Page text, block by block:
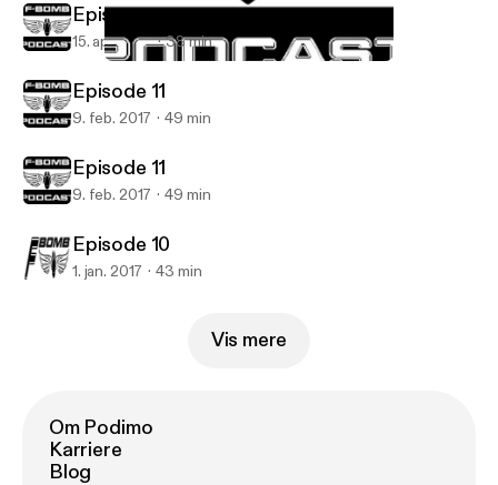
F-Bomb Radio
Episode 12
15. apr. 2017 38 min
Episode 11
9. feb. 2017 49 min
Episode 11
9. feb. 2017 49 min
Episode 10
1. jan. 2017 43 min
Vis mere
Om Podimo
Karriere
Blog